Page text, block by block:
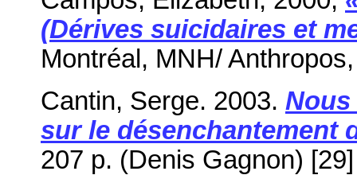
(Dérives suicidaires et
Montréal, MNH/
Cantin, Serge. 2003.
sur le désenchantement
207 p. (Denis Gagnon) [29]